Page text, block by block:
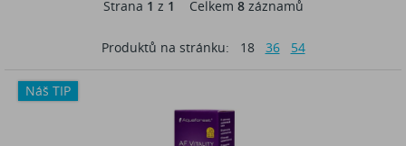
Strana 1 z 1 Celkem 8záznamů
Produktů na stránku: 18 36 54
Náš TIP